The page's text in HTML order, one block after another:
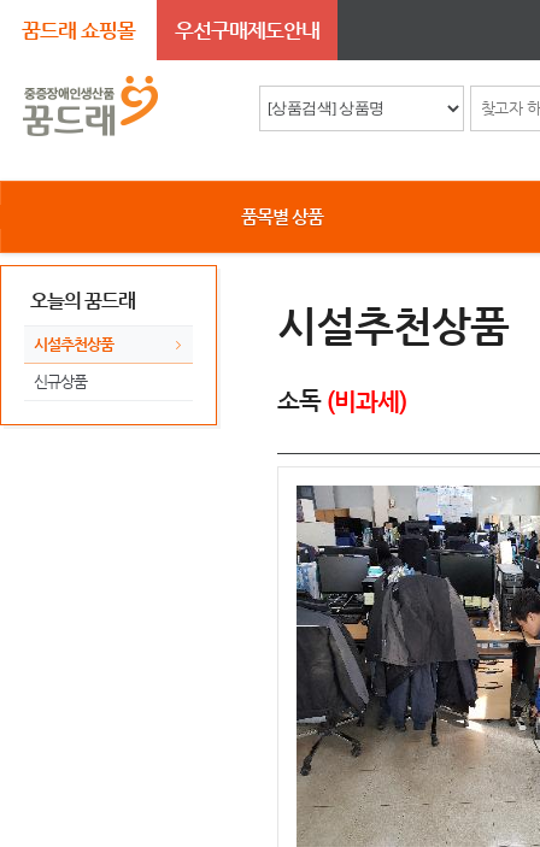
꿈드래 쇼핑몰 우선구매제도안내
품목별 상품
오늘의 꿈드래
시설추천상품
신규상품
시설추천상품
소독 (비과세)